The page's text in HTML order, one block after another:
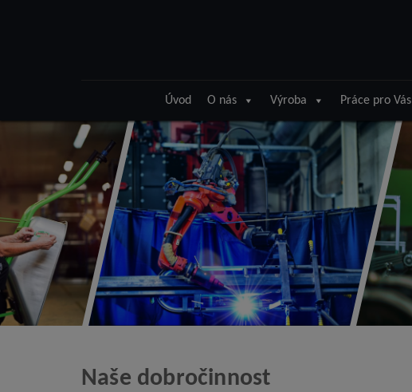
Úvod O nás Výroba Práce pro Vás
Naše dobročinnost